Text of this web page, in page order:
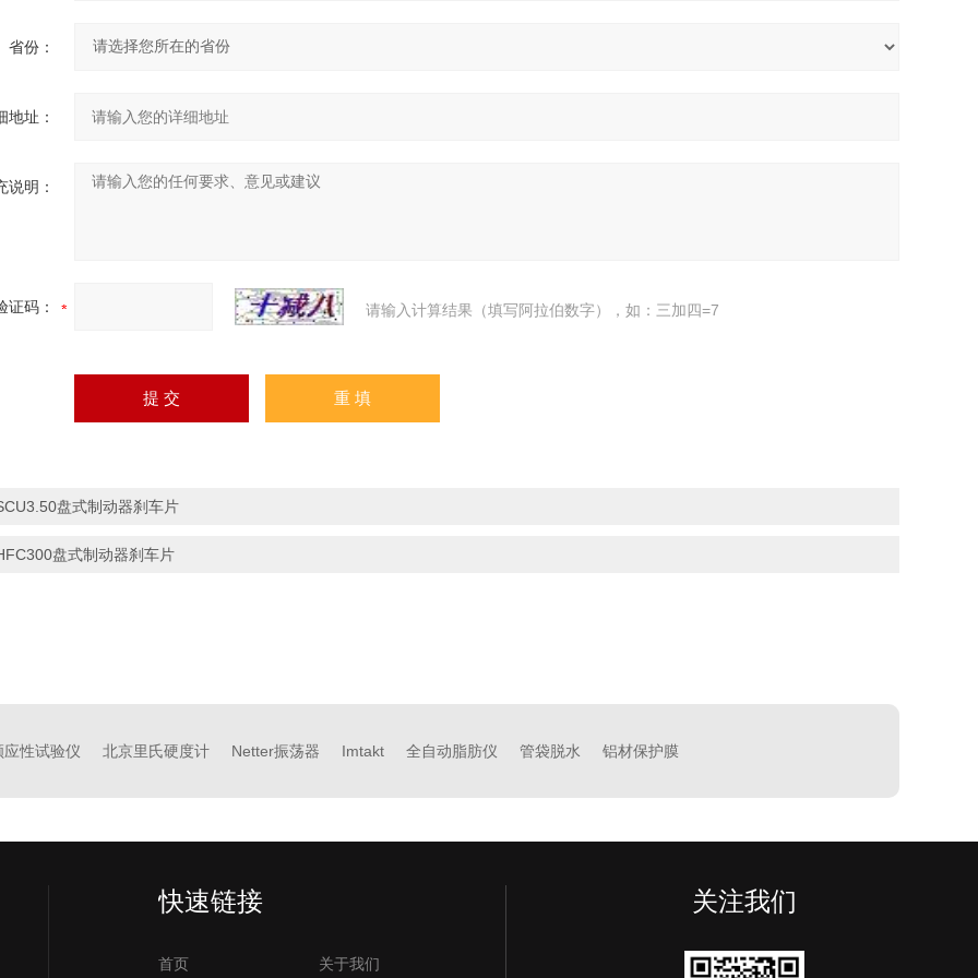
省份：
地址：
说明：
证码： 请输入计算结果（填写阿拉伯数字），如：三加四=7
盘式制动器刹车片
盘式制动器刹车片
性试验仪 北京里氏硬度计 Netter振荡器 Imtakt 全自动脂肪仪 管袋脱水 铝材保护膜
快速链接
首页 关于我们
关注我们